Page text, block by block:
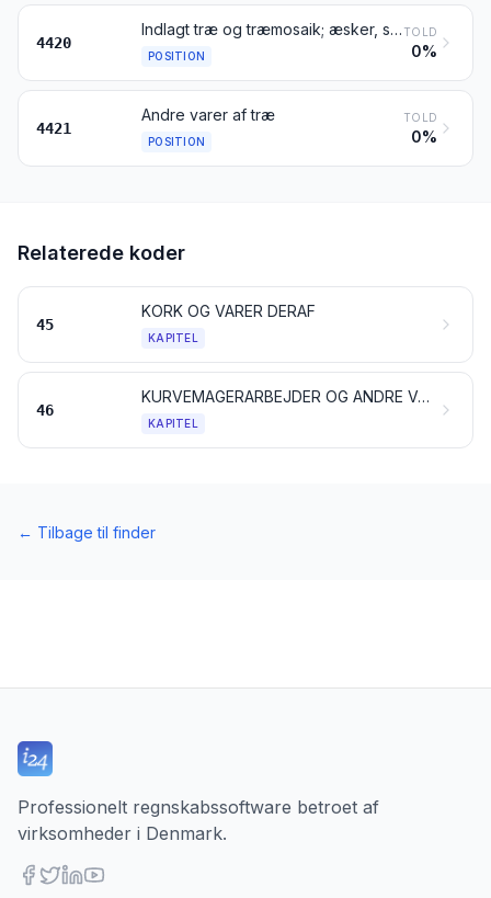
4420
Indlagt træ og træmosaik; æsker, skrin og etuier til smykker eller bestik samt lignende varer af træ; statuetter og andre dekorationsgenstande af træ; boligudstyr af træ, ikke henhørende under kapitel 94
POSITION
TOLD
0%
4421
Andre varer af træ
POSITION
TOLD
0%
Relaterede koder
45
KORK OG VARER DERAF
KAPITEL
46
KURVEMAGERARBEJDER OG ANDRE VARER AF FLETTEMATERIALER
KAPITEL
← Tilbage til finder
Professionelt regnskabssoftware betroet af
virksomheder i Denmark.